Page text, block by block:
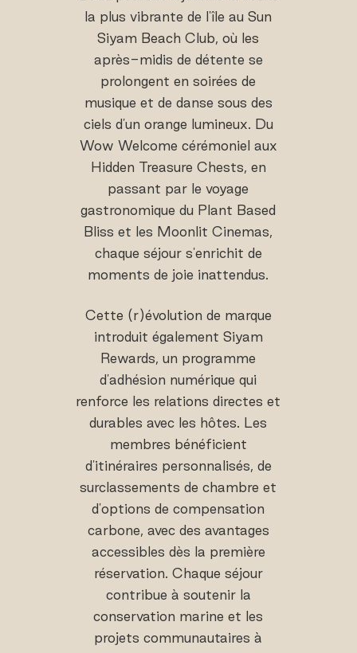
la plus vibrante de l'île au Sun
Siyam Beach Club, où les
après-midis de détente se
prolongent en soirées de
musique et de danse sous des
ciels d'un orange lumineux. Du
Wow Welcome cérémoniel aux
Hidden Treasure Chests, en
passant par le voyage
gastronomique du Plant Based
Bliss et les Moonlit Cinemas,
chaque séjour s'enrichit de
moments de joie inattendus.
Cette (r)évolution de marque
introduit également Siyam
Rewards, un programme
d'adhésion numérique qui
renforce les relations directes et
durables avec les hôtes. Les
membres bénéficient
d'itinéraires personnalisés, de
surclassements de chambre et
d'options de compensation
carbone, avec des avantages
accessibles dès la première
réservation. Chaque séjour
contribue à soutenir la
conservation marine et les
projets communautaires à